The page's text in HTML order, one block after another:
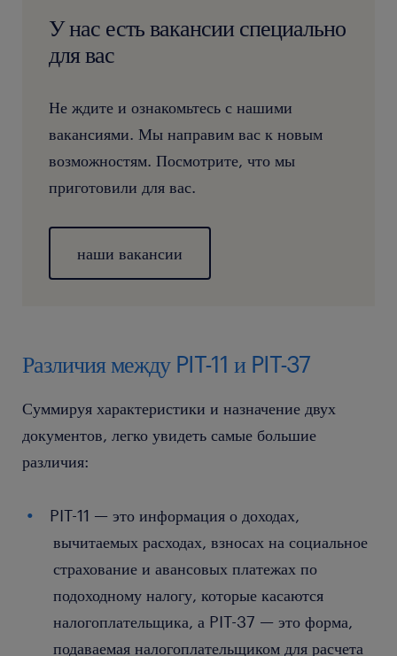
У нас есть вакансии специально
для вас
Не ждите и ознакомьтесь с нашими
вакансиями. Мы направим вас к новым
возможностям. Посмотрите, что мы
приготовили для вас.
наши вакансии
Различия между PIT-11 и PIT-37
Суммируя характеристики и назначение двух
документов, легко увидеть самые большие
различия:
PIT-11 — это информация о доходах,
вычитаемых расходах, взносах на социальное
страхование и авансовых платежах по
подоходному налогу, которые касаются
налогоплательщика, а PIT-37 — это форма,
подаваемая налогоплательщиком для расчета